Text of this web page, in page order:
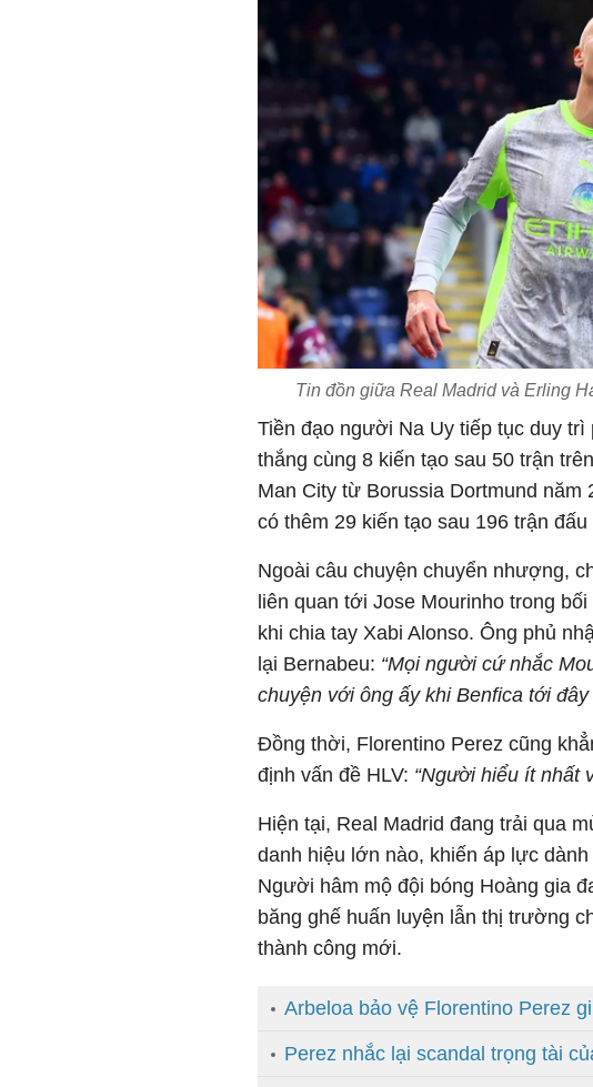
Tin đồn giữa Real Madrid và Erling
Tiền đạo người Na Uy tiếp tục duy
thắng cùng 8 kiến tạo sau 50 trận
Man City từ Borussia Dortmund
có thêm 29 kiến tạo sau 196 trận
Ngoài câu chuyện chuyển nhượng,
liên quan tới Jose Mourinho trong
khi chia tay Xabi Alonso. Ông phủ
lại Bernabeu: “Mọi người cứ nhắc
chuyện với ông ấy khi Benfica tới đây
Đồng thời, Florentino Perez cũng
định vấn đề HLV: “Người hiểu ít nhất
Hiện tại, Real Madrid đang trải qua
danh hiệu lớn nào, khiến áp lực
Người hâm mộ đội bóng Hoàng gia
băng ghế huấn luyện lẫn thị trường
thành công mới.
Arbeloa bảo vệ Florentino Perez
Perez nhắc lại scandal trọng tài